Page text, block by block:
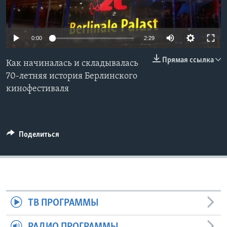
Learning English
Языки
0:00 2:29
Прямая ссылка
Как начиналась и складывалась
70-летняя история Берлинского
кинофестиваля
Поделиться
ТВ ПРОГРАММЫ